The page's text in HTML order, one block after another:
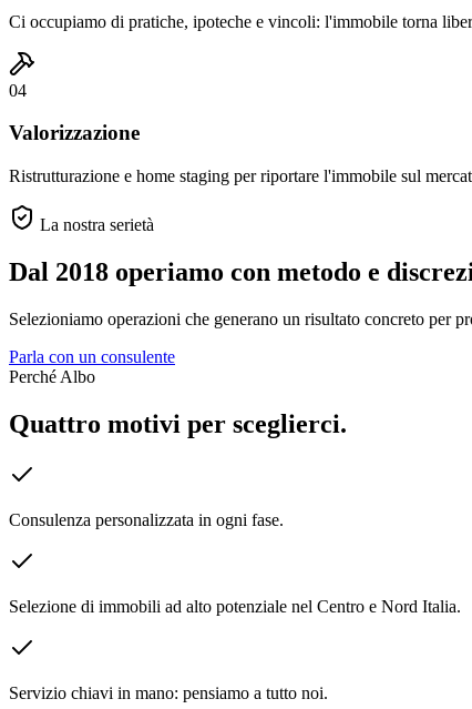
Ci occupiamo di pratiche, ipoteche e vincoli: l'immobile torna
04
Valorizzazione
Ristrutturazione e home staging per riportare l'immobile sul
La nostra serietà
Dal 2018 operiamo con metodo e
Selezioniamo operazioni che generano un risultato concreto per
Parla con un consulente
Perché Albo
Quattro motivi per sceglierci.
Consulenza personalizzata in ogni fase.
Selezione di immobili ad alto potenziale nel Centro e Nord Italia.
Servizio chiavi in mano: pensiamo a tutto noi.